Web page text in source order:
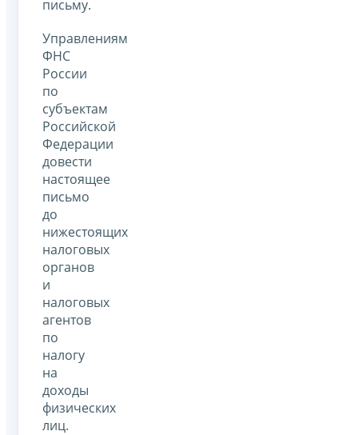
письму.
Управлениям
ФНС
России
по
субъектам
Российской
Федерации
довести
настоящее
письмо
до
нижестоящих
налоговых
органов
и
налоговых
агентов
по
налогу
на
доходы
физических
лиц.